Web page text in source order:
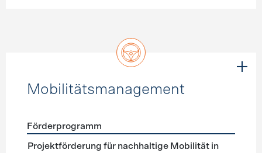
Mobilitätsmanagement
Förderprogramme Mobilitätsmanagement
Förderprogramm
Projektförderung für nachhaltige Mobilität in